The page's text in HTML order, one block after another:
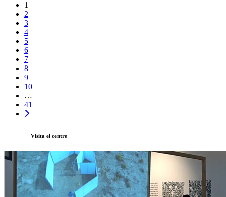
1
2
3
4
5
6
7
8
9
10
…
41
Visita el centre